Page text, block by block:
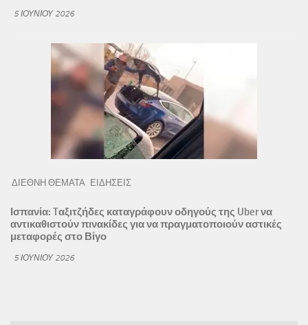
5 ΙΟΥΝΊΟΥ 2026
ΔΙΕΘΝΗ ΘΕΜΑΤΑ ΕΙΔΗΣΕΙΣ
Ισπανία: Tαξιτζήδες καταγράφουν οδηγούς της Uber να
αντικαθιστούν πινακίδες για να πραγματοποιούν αστικές
μεταφορές στο Βίγο
5 ΙΟΥΝΊΟΥ 2026